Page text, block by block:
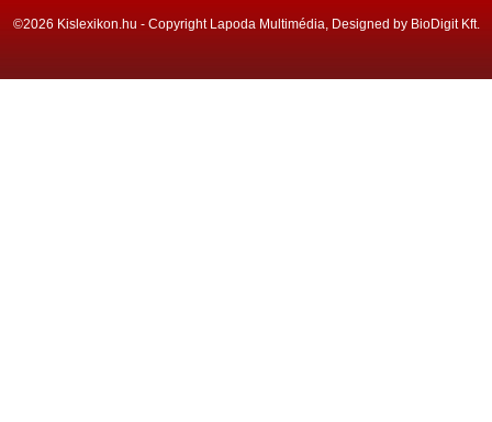
©2026 Kislexikon.hu - Copyright Lapoda Multimédia, Designed by BioDigit Kft.